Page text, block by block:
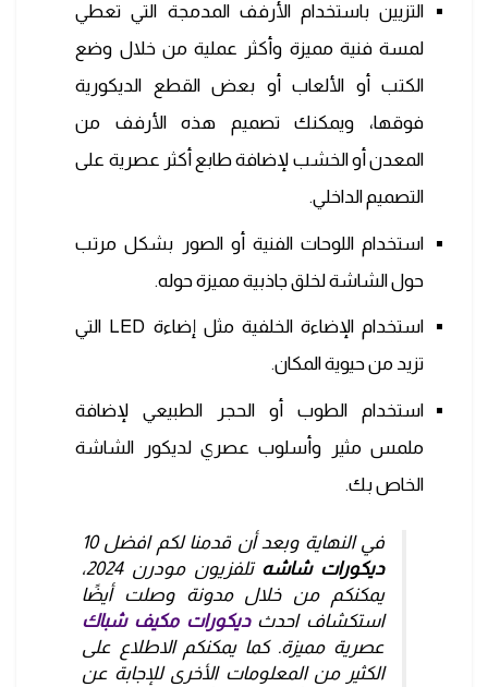
التزيين باستخدام الأرفف المدمجة التي تعطي
لمسة فنية مميزة وأكثر عملية من خلال وضع
الكتب أو الألعاب أو بعض القطع الديكورية
فوقها، ويمكنك تصميم هذه الأرفف من
المعدن أو الخشب لإضافة طابع أكثر عصرية على
التصميم الداخلي.
استخدام اللوحات الفنية أو الصور بشكل مرتب
حول الشاشة لخلق جاذبية مميزة حوله.
استخدام الإضاءة الخلفية مثل إضاءة LED التي
تزيد من حيوية المكان.
استخدام الطوب أو الحجر الطبيعي لإضافة
ملمس مثير وأسلوب عصري لديكور الشاشة
الخاص بك.
في النهاية وبعد أن قدمنا لكم افضل 10
ديكورات شاشه
تلفزيون مودرن 2024،
يمكنكم من خلال مدونة وصلت أيضًا
استكشاف احدثديكورات مكيف شباك
عصرية مميزة. كما يمكنكم الاطلاع على
الكثير من المعلومات الأخرى للإجابة عن